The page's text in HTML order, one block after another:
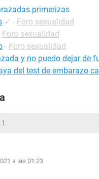
primerizas
✓ - Foro sexualidad
Foro sexualidad
- Foro sexualidad
y no puedo dejar de
del test de embarazo
a las 01:23